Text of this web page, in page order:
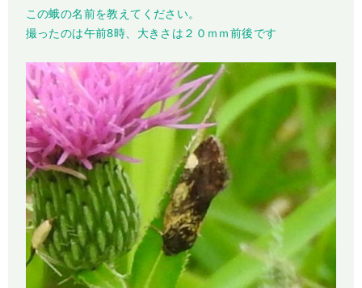
この蛾の名前を教えてください。
撮ったのは午前8時、大きさは２０ｍｍ前後です